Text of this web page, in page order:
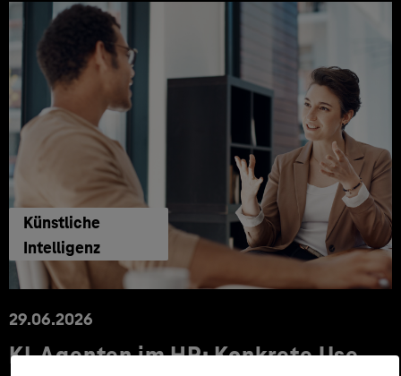
Künstliche
Intelligenz
29.06.2026
KI‑Agenten im HR: Konkrete Use